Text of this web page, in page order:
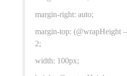
margin-right: auto;
margin-top: (@wrapHeight
2;
width: 100px;